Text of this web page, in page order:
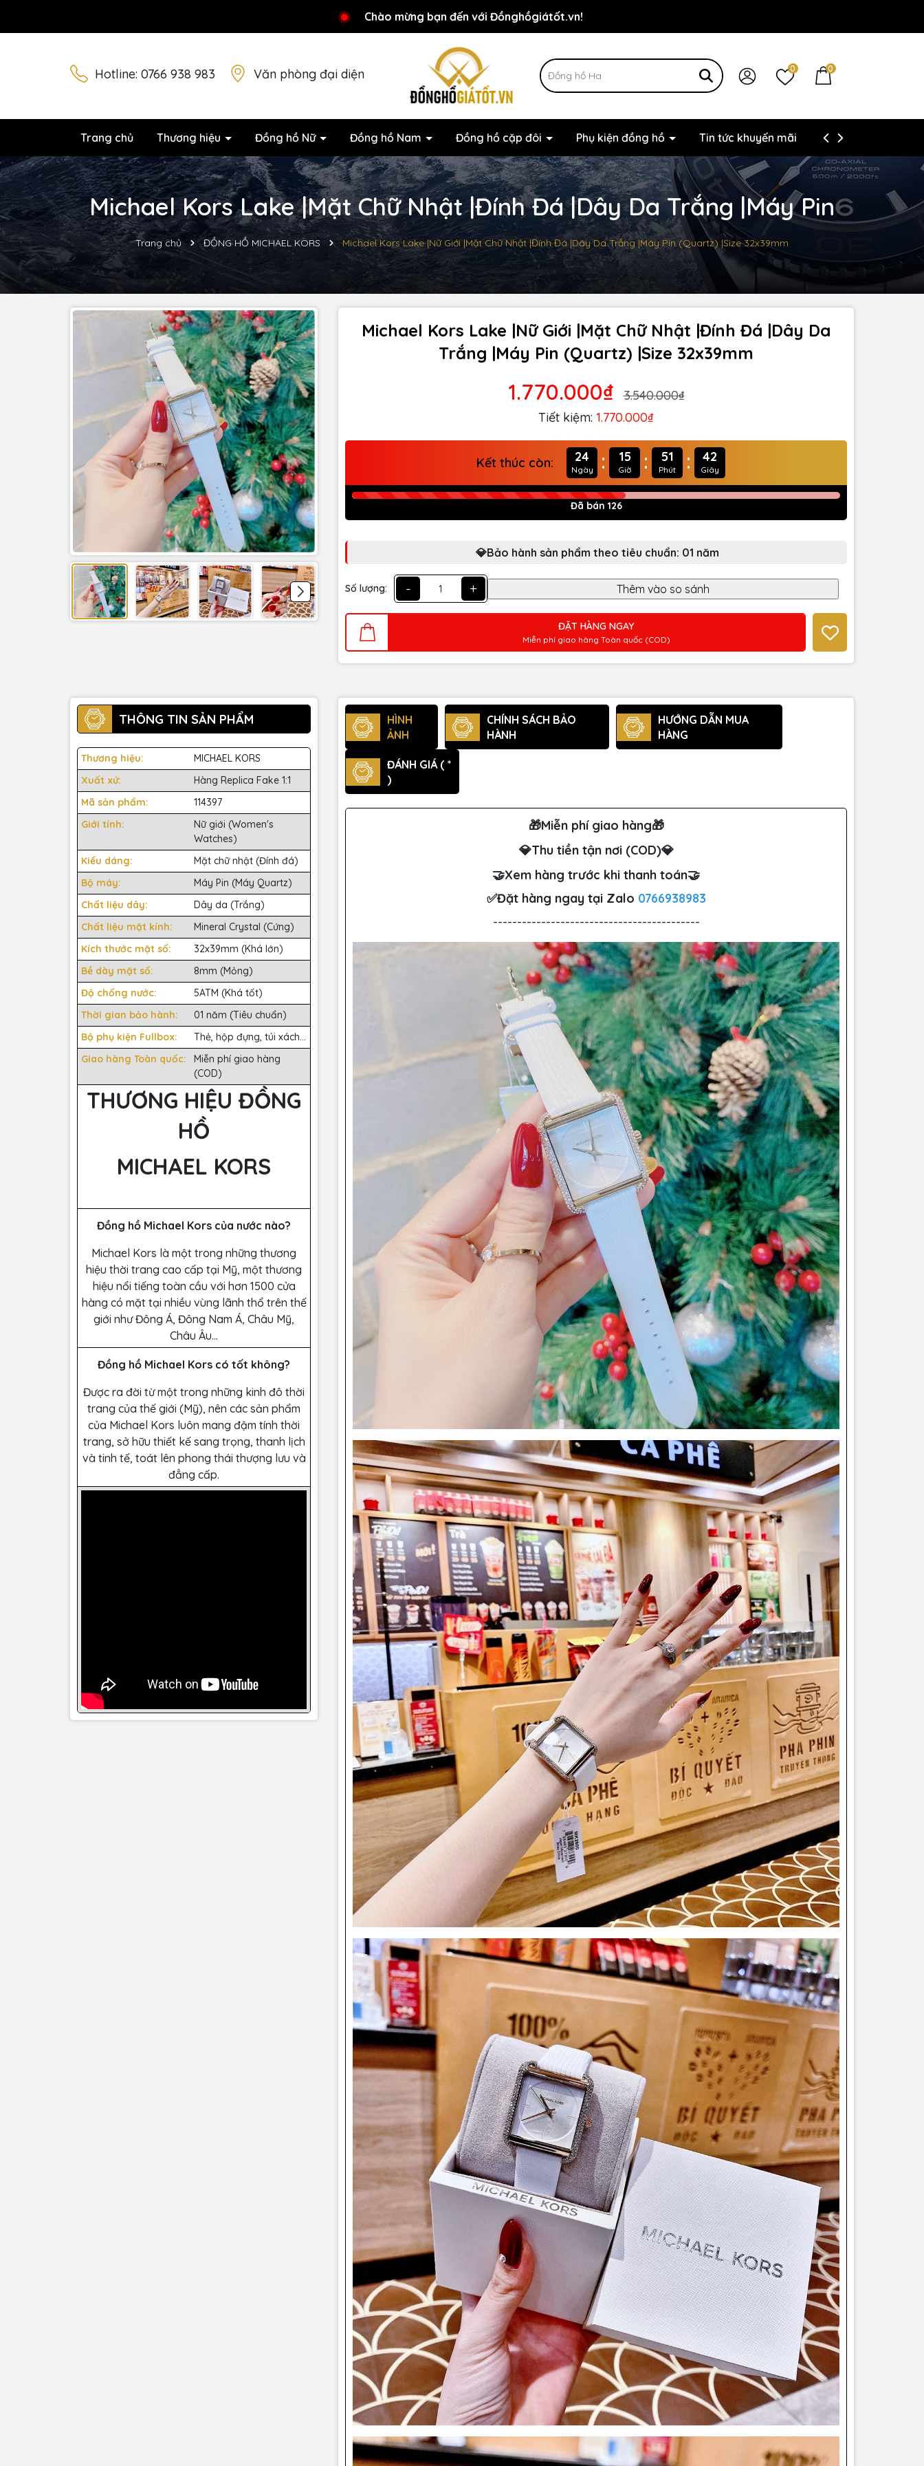
Chào mừng bạn đến với Đồnghồgiátốt.vn!
Chương trình khuyến mãi đang chờ đợi bạn
Hotline: 0766 938 983 Văn phòng đại diện 0 0
Trang chủ Thương hiệu Đồng hồ Nữ Đồng hồ Nam Đồng hồ cặp đôi Phụ kiện đồng hồ Tin tức khuyến mãi Thông tin liên hệ
Michael Kors Lake |Mặt Chữ Nhật |Đính Đá |Dây Da Trắng |Máy Pin
Trang chủ ĐỒNG HỒ MICHAEL KORS Michael Kors Lake |Nữ Giới |Mặt Chữ Nhật |Đính Đá |Dây Da Trắng |Máy Pin (Quartz) |Size 32x39mm
Michael Kors Lake |Nữ Giới |Mặt Chữ Nhật |Đính Đá |Dây Da
Trắng |Máy Pin (Quartz) |Size 32x39mm
1.770.000₫
3.540.000₫
Tiết kiệm: 1.770.000₫
Kết thúc còn: 24
Ngày : 15
Giờ : 51
Phút : 40
Giây
Đã bán 126
💎Bảo hành sản phẩm theo tiêu chuẩn: 01 năm
Số lượng: - +
ĐẶT HÀNG NGAY
Miễn phí giao hàng Toàn quốc (COD)
THÔNG TIN SẢN PHẨM
Thương hiệu:
MICHAEL KORS
Xuất xứ:
Hàng Replica Fake 1:1
Mã sản phẩm:
114397
Giới tính:
Nữ giới (Women's
Watches)
Kiểu dáng:
Mặt chữ nhật (Đính đá)
Bộ máy:
Máy Pin (Máy Quartz)
Chất liệu dây:
Dây da (Trắng)
Chất liệu mặt kính:
Mineral Crystal (Cứng)
Kích thước mặt số:
32x39mm (Khá lớn)
Bề dày mặt số:
8mm (Mỏng)
Độ chống nước:
5ATM (Khá tốt)
Thời gian bảo hành:
01 năm (Tiêu chuẩn)
Bộ phụ kiện Fullbox:
Thẻ, hộp đựng, túi xách...
Giao hàng Toàn quốc:
Miễn phí giao hàng
(COD)
THƯƠNG HIỆU ĐỒNG
HỒ
MICHAEL KORS
Đồng hồ Michael Kors của nước nào?
Michael Kors là một trong những thương
hiệu thời trang cao cấp tại Mỹ, một thương
hiệu nổi tiếng toàn cầu với hơn 1500 cửa
hàng có mặt tại nhiều vùng lãnh thổ trên thế
giới như Đông Á, Đông Nam Á, Châu Mỹ,
Châu Âu…
Đồng hồ Michael Kors có tốt không?
Được ra đời từ một trong những kinh đô thời
trang của thế giới (Mỹ), nên các sản phẩm
của Michael Kors luôn mang đậm tính thời
trang, sở hữu thiết kế sang trọng, thanh lịch
và tinh tế, toát lên phong thái thượng lưu và
đẳng cấp.
HÌNH
ẢNH
CHÍNH SÁCH BẢO
HÀNH
HƯỚNG DẪN MUA
HÀNG
ĐÁNH GIÁ ( *
)
🎁Miễn phí giao hàng🎁
💎Thu tiền tận nơi (COD)💎
🤝Xem hàng trước khi thanh toán🤝
✅Đặt hàng ngay tại Zalo 0766938983
-------------------------------------------